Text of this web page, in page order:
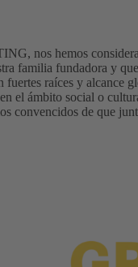
nos hemos
familia fundadora y
raíces y alcance
el ámbito social o
convencidos de que